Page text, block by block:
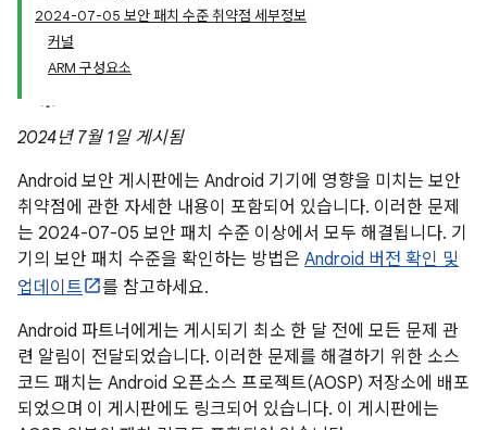
2024-07-05 보안 패치 수준 취약점 세부정보
커널
ARM 구성요소
2024년 7월 1일 게시됨
Android 보안 게시판에는 Android 기기에 영향을 미치는 보안
취약점에 관한 자세한 내용이 포함되어 있습니다. 이러한 문제
는 2024-07-05 보안 패치 수준 이상에서 모두 해결됩니다. 기
기의 보안 패치 수준을 확인하는 방법은 Android 버전 확인 및
업데이트
를 참고하세요.
Android 파트너에게는 게시되기 최소 한 달 전에 모든 문제 관
련 알림이 전달되었습니다. 이러한 문제를 해결하기 위한 소스
코드 패치는 Android 오픈소스 프로젝트(AOSP) 저장소에 배포
되었으며 이 게시판에도 링크되어 있습니다. 이 게시판에는